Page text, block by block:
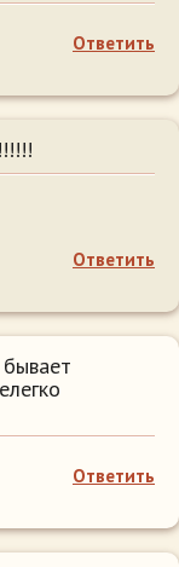
Ответить
Ответить
Ответить